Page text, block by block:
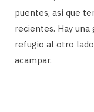
puentes, así que
recientes. Hay una
refugio al otro
acampar.